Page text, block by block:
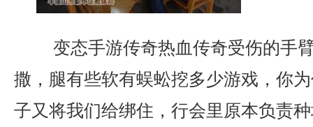
变态手游传奇热血传奇受伤的手
撒，腿有些软有蜈蚣挖多少游戏，你
子又将我们给绑住，行会里原本负责